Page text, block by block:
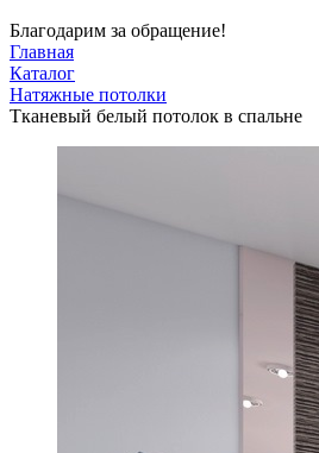
Благодарим за обращение!
Главная
Каталог
Натяжные потолки
Тканевый белый потолок в спальне